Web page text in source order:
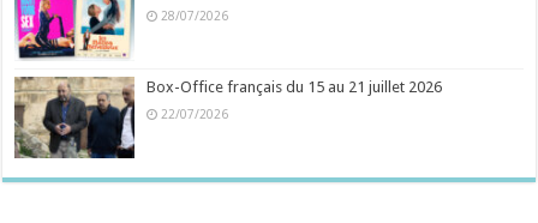
28/07/2026
Box-Office français du 15 au 21 juillet 2026
22/07/2026